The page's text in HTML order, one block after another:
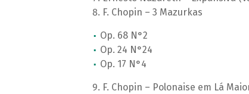
F. Chopin – 3 Mazurkas
Op. 68 N°2
Op. 24 N°24
Op. 17 N°4
F. Chopin – Polonaise em Lá